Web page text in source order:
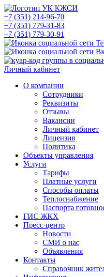
+7 (351) 214-96-70
+7 (351) 779-31-83
+7 (351) 779-30-91
Личный кабинет
О компании
Сотрудники
Реквизиты
Отзывы
Вакансии
Личный кабинет
Лицензия
Политика
Объекты управления
Услуги
Тарифы
Платные услуги
Способы оплаты
Теплоснабжение
Паспорта
ГИС ЖКХ
Пресс-центр
Новости
СМИ о нас
Объявления
Контакты
Справочник